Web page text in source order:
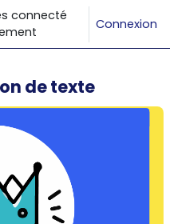
de recherche
connecté
Connexion
de texte